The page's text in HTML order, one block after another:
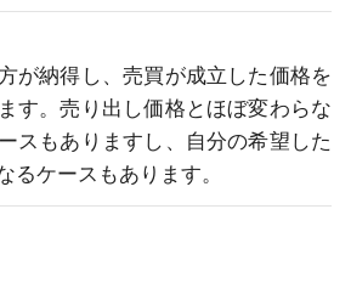
が納得し、売買が成立した価格を
す。売り出し価格とほぼ変わらな
スもありますし、自分の希望した
るケースもあります。